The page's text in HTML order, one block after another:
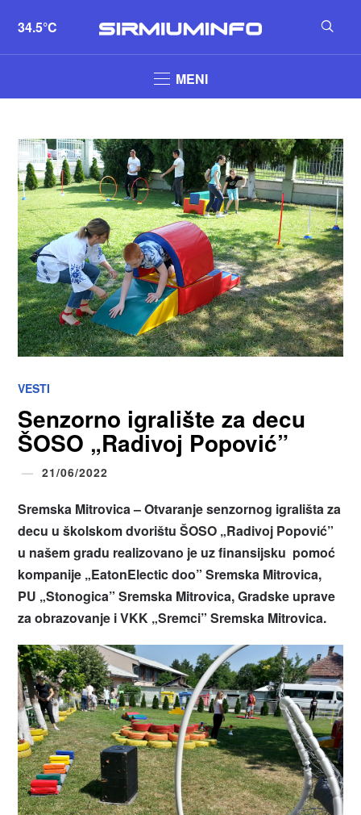
34.5°C
MENI
VESTI
Senzorno igralište za decu
ŠOSO „Radivoj Popović”
21/06/2022
Sremska Mitrovica – Otvaranje senzornog igrališta za
decu u školskom dvorištu ŠOSO „Radivoj Popović”
u našem gradu realizovano je uz finansijsku pomoć
kompanije „EatonElectic doo” Sremska Mitrovica,
PU „Stonogica” Sremska Mitrovica, Gradske uprave
za obrazovanje i VKK „Sremci” Sremska Mitrovica.